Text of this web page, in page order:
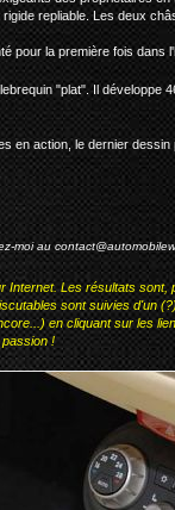
repliable. Les deux
pour la première fois dans
"plat". Il développe
en action, le dernier
moi au
Les résultats
sont suivies d'un (?)
en cliquant sur les
!